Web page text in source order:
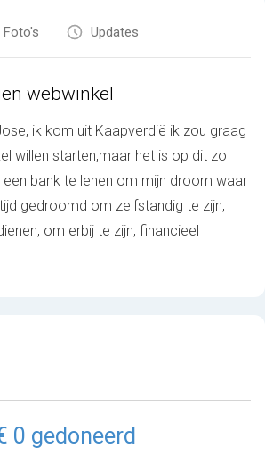
Foto's Updates
webwinkel
ik kom uit Kaapverdië ik zou graag
willen starten,maar het is op dit zo
bank te lenen om mijn droom waar
gedroomd om zelfstandig te zijn,
om erbij te zijn, financieel
0 gedoneerd